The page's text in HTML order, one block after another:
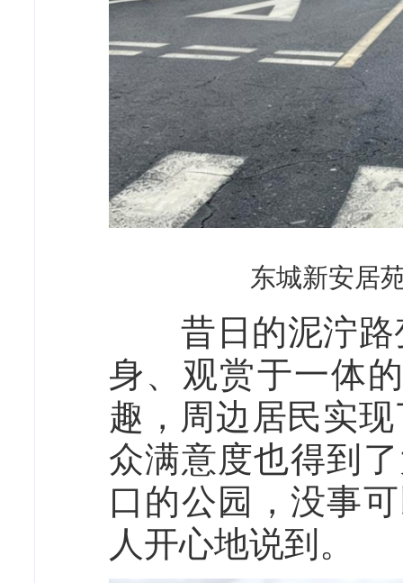
东城新安居
昔日的泥泞路
身、观赏于一体
趣，周边居民实
众满意度也得到
口的公园，没事
人开心地说到。